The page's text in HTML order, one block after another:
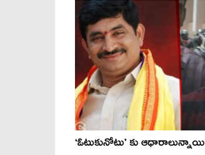
‘ఓటుకునోటు’ కు ఆధారాలున్నాయి